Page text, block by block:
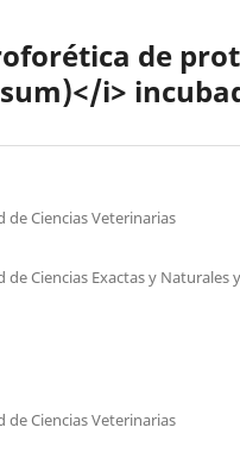
de
i>
Ciencias Veterinarias
Ciencias Exactas y Naturales y
Ciencias Veterinarias